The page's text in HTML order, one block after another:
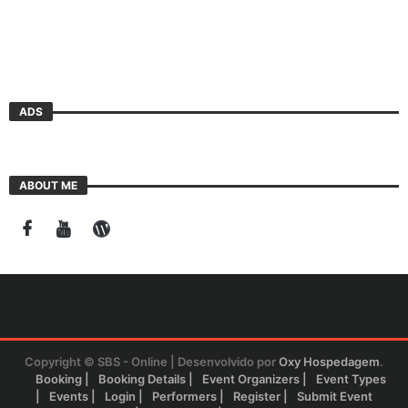
ADS
ABOUT ME
Copyright © SBS - Online | Desenvolvido porOxy Hospedagem.
Booking
Booking Details Event Organizers
Event Types
Events
Login Performers Register
Submit Event